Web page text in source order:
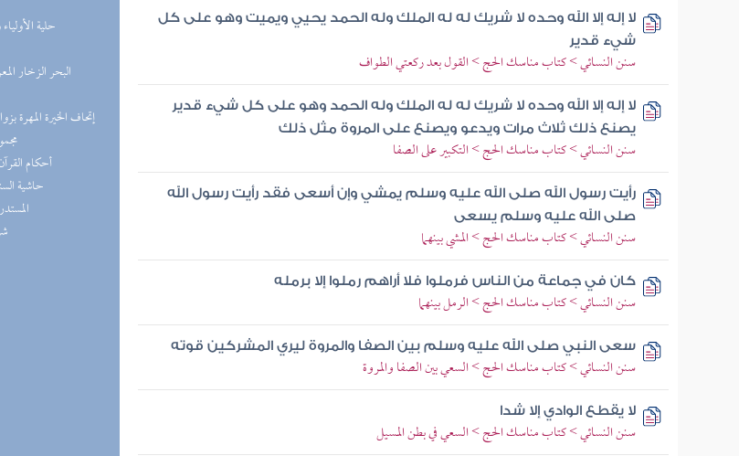
(16) حلية
(15) البحر الزخار
(13) إتحاف الخيرة المهرة
(13)
(11) أحكام
(11) حاشية
(11)
لا إله إلا الله وحده لا شريك له له الملك وله الحمد يحيي ويميت وهو على كل
شيء قدير
سنن النسائي > كتاب مناسك الحج > القول بعد ركعتي الطواف
لا إله إلا الله وحده لا شريك له له الملك وله الحمد وهو على كل شيء قدير
يصنع ذلك ثلاث مرات ويدعو ويصنع على المروة مثل ذلك
سنن النسائي > كتاب مناسك الحج > التكبير على الصفا
رأيت رسول الله صلى الله عليه وسلم يمشي وإن أسعى فقد رأيت رسول الله
صلى الله عليه وسلم يسعى
سنن النسائي > كتاب مناسك الحج > المشي بينهما
كان في جماعة من الناس فرملوا فلا أراهم رملوا إلا برمله
سنن النسائي > كتاب مناسك الحج > الرمل بينهما
سعى النبي صلى الله عليه وسلم بين الصفا والمروة ليري المشركين قوته
سنن النسائي > كتاب مناسك الحج > السعي بين الصفا والمروة
لا يقطع الوادي إلا شدا
سنن النسائي > كتاب مناسك الحج > السعي في بطن المسيل